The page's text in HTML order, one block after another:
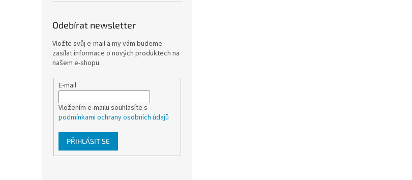
Odebírat newsletter
Vložte svůj e-mail a my vám budeme
zasílat informace o nových produktech na
našem e-shopu.
E-mail
Vložením e-mailu souhlasíte s
podmínkami ochrany osobních údajů
PŘIHLÁSIT SE